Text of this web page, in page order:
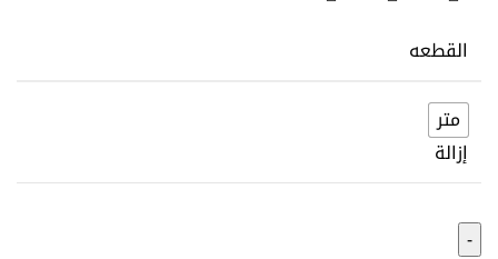
القطعه
متر
إزالة